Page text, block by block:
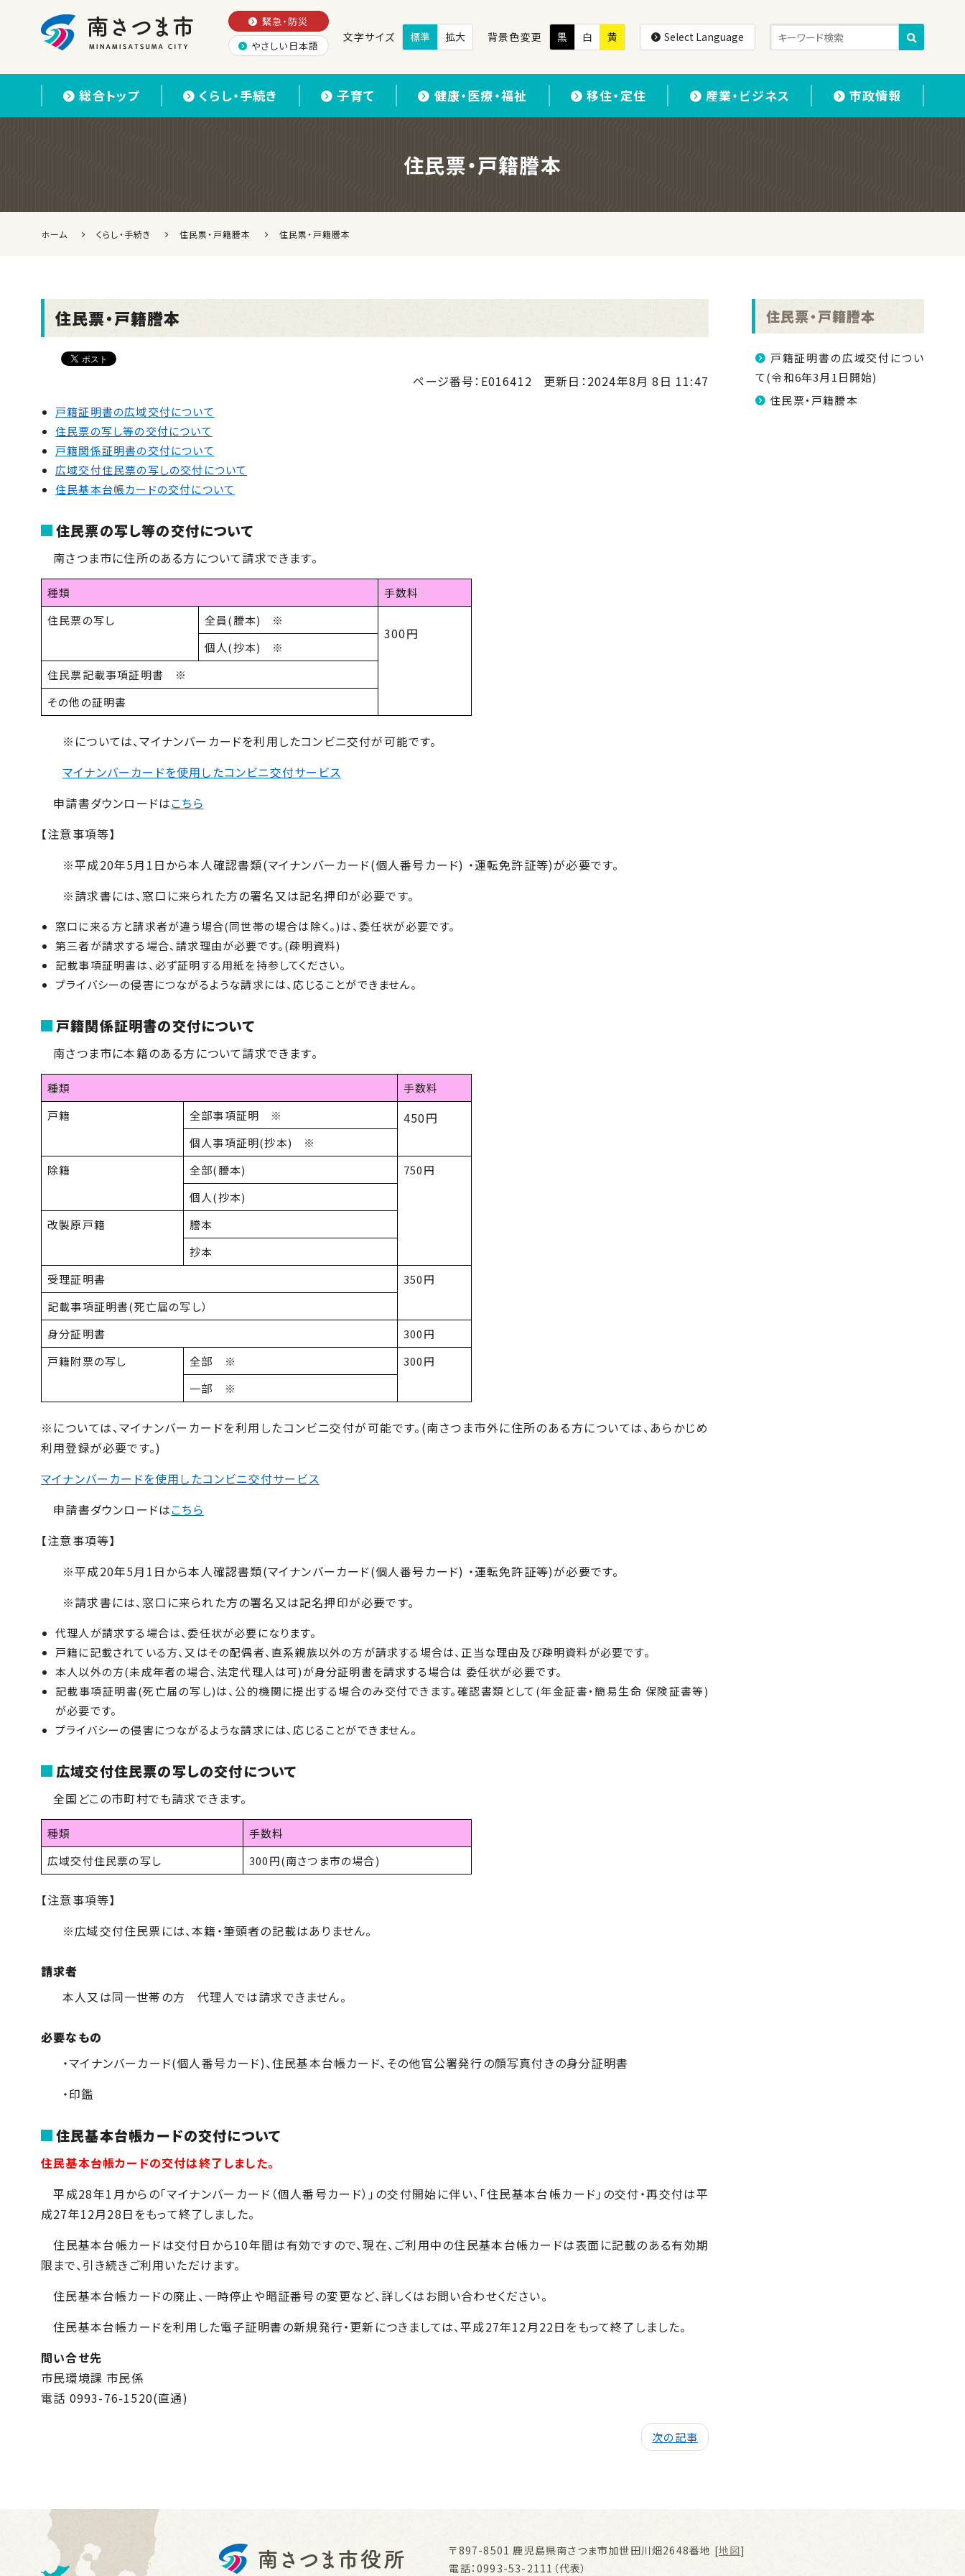
緊急・防災
やさしい日本語
文字サイズ 標準 拡大 背景色変更 黒 白 黄 Select Language
総合トップ くらし・手続き 子育て 健康・医療・福祉 移住・定住 産業・ビジネス 市政情報
住民票・戸籍謄本
ホーム くらし・手続き 住民票・戸籍謄本 住民票・戸籍謄本
住民票・戸籍謄本
ページ番号：E016412 更新日：2024年8月 8日 11:47
戸籍証明書の広域交付について
住民票の写し等の交付について
戸籍関係証明書の交付について
広域交付住民票の写しの交付について
住民基本台帳カードの交付について
住民票の写し等の交付について
南さつま市に住所のある方について請求できます。
種類
手数料
住民票の写し
全員(謄本) ※
300円
個人(抄本) ※
住民票記載事項証明書 ※
その他の証明書
※については、マイナンバーカードを利用したコンビニ交付が可能です。
マイナンバーカードを使用したコンビニ交付サービス
申請書ダウンロードはこちら
【注意事項等】
※平成20年5月1日から本人確認書類(マイナンバーカード(個人番号カード) ・運転免許証等)が必要です。
※請求書には、窓口に来られた方の署名又は記名押印が必要です。
窓口に来る方と請求者が違う場合(同世帯の場合は除く。)は、委任状が必要です。
第三者が請求する場合、請求理由が必要です。(疎明資料)
記載事項証明書は、必ず証明する用紙を持参してください。
プライバシーの侵害につながるような請求には、応じることができません。
戸籍関係証明書の交付について
南さつま市に本籍のある方について請求できます。
種類
手数料
戸籍
全部事項証明 ※ 450円
個人事項証明(抄本) ※
除籍
全部(謄本)
750円
個人(抄本)
改製原戸籍
謄本
抄本
受理証明書
350円
記載事項証明書(死亡届の写し）
身分証明書
300円
戸籍附票の写し
全部 ※
300円
一部 ※
※については、マイナンバーカードを利用したコンビニ交付が可能です。(南さつま市外に住所のある方については、あらかじめ
利用登録が必要です。)
マイナンバーカードを使用したコンビニ交付サービス
申請書ダウンロードはこちら
【注意事項等】
※平成20年5月1日から本人確認書類(マイナンバーカード(個人番号カード) ・運転免許証等)が必要です。
※請求書には、窓口に来られた方の署名又は記名押印が必要です。
代理人が請求する場合は、委任状が必要になります。
戸籍に記載されている方、又はその配偶者、直系親族以外の方が請求する場合は、正当な理由及び疎明資料が必要です。
本人以外の方(未成年者の場合、法定代理人は可)が身分証明書を請求する場合は 委任状が必要です。
記載事項証明書(死亡届の写し)は、公的機関に提出する場合のみ交付できます。確認書類として(年金証書・簡易生命 保険証書等)
が必要です。
プライバシーの侵害につながるような請求には、応じることができません。
広域交付住民票の写しの交付について
全国どこの市町村でも請求できます。
種類
手数料
広域交付住民票の写し
300円(南さつま市の場合)
【注意事項等】
※広域交付住民票には、本籍・筆頭者の記載はありません。
請求者
本人又は同一世帯の方 代理人では請求できません。
必要なもの
・マイナンバーカード(個人番号カード)、住民基本台帳カード、その他官公署発行の顔写真付きの身分証明書
・印鑑
住民基本台帳カードの交付について
住民基本台帳カードの交付は終了しました。
平成28年1月からの「マイナンバーカード（個人番号カード）」の交付開始に伴い、「住民基本台帳カード」の交付・再交付は平
成27年12月28日をもって終了しました。
住民基本台帳カードは交付日から10年間は有効ですので、現在、ご利用中の住民基本台帳カードは表面に記載のある有効期
限まで、引き続きご利用いただけます。
住民基本台帳カードの廃止、一時停止や暗証番号の変更など、詳しくはお問い合わせください。
住民基本台帳カードを利用した電子証明書の新規発行・更新につきましては、平成27年12月22日をもって終了しました。
問い合せ先
市民環境課 市民係
電話 0993-76-1520(直通)
次の記事
住民票・戸籍謄本
戸籍証明書の広域交付につい
て(令和6年3月1日開始)
住民票・戸籍謄本
〒897-8501鹿児島県南さつま市加世田川畑2648番地 [地図]
電話：0993-53-2111（代表）